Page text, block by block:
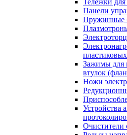
Тележки для
Панели
Пружинные
Зажимы для
втулок
Ножи
Устройства
Очистители